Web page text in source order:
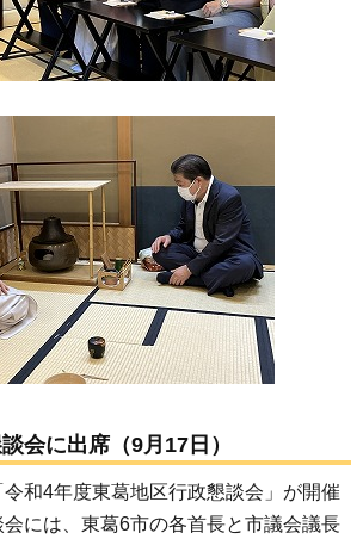
会に出席（9月17日）
和4年度東葛地区行政懇談会」が開催
には、東葛6市の各首長と市議会議長